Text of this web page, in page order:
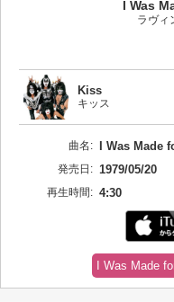
I Was
ラヴィ
Kiss
キッス
曲名: I Was Made
発売日: 1979/05/20
再生時間: 4:30
I Was Made